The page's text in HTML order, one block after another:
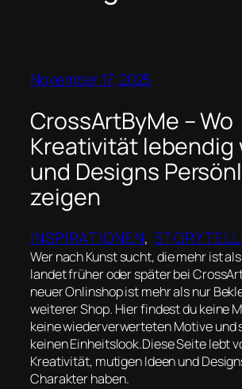
November 17, 2025
CrossArtByMe – Wo
Kreativität lebendig
und Designs
zeigen
INSPIRATIONEN,
Wer nach Kunst sucht, die mehr ist
landet früher oder später bei
neuer Onlinshop ist mehr als nur
weiterer Shop. Hier findest du keine
keine wiederverwerteten Motive und
keinen Einheitslook.Diese Seite lebt
Kreativität, mutigen Ideen und
Charakter haben.